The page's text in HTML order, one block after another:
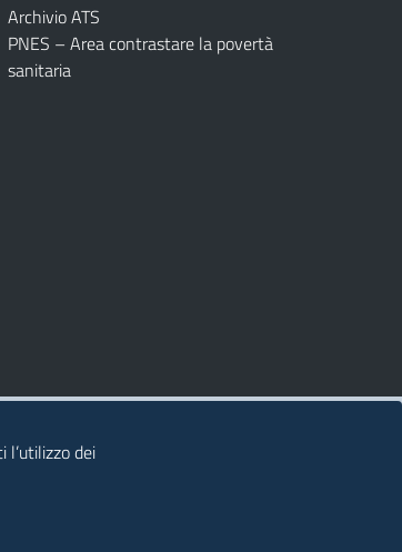
Archivio ATS
PNES – Area contrastare la povertà
sanitaria
dei